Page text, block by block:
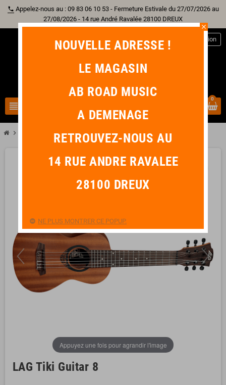
phone Appelez-nous au : 09 83 06 10 53 - Fermeture Estivale du 27/07/2026 au
27/08/2026 - 14 rue André Ravalée 28100 DREUX
view_headline
Connexion
0
chevron_right Guitalele chevron_right LAG Tiki Guitar 8
Appuyez une fois pour agrandir l'image
LAG Tiki Guitar 8
close
NOUVELLE ADRESSE !
LE MAGASIN
AB ROAD MUSIC
A DEMENAGE
RETROUVEZ-NOUS AU
14 RUE ANDRE RAVALEE
28100 DREUX
NE PLUS MONTRER CE POPUP.